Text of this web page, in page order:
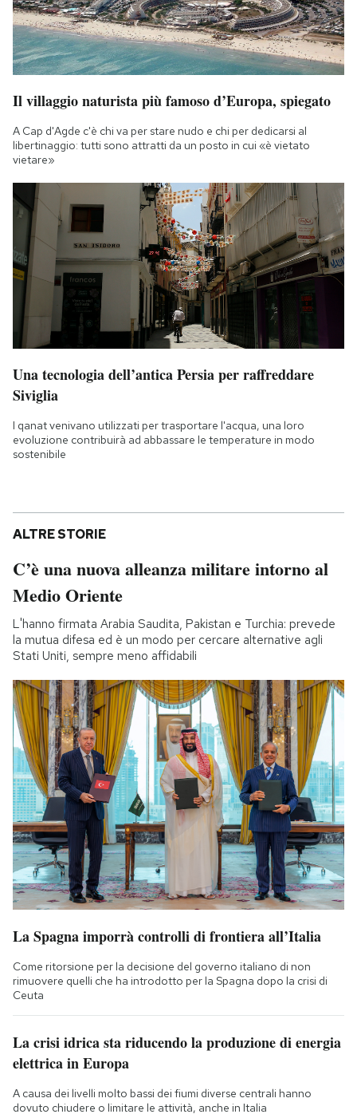
Il villaggio naturista più famoso d’Europa, spiegato
A Cap d'Agde c'è chi va per stare nudo e chi per dedicarsi al
libertinaggio: tutti sono attratti da un posto in cui «è vietato
vietare»
Una tecnologia dell’antica Persia per raffreddare
Siviglia
I qanat venivano utilizzati per trasportare l'acqua, una loro
evoluzione contribuirà ad abbassare le temperature in modo
sostenibile
ALTRE STORIE
C’è una nuova alleanza militare intorno al
Medio Oriente
L'hanno firmata Arabia Saudita, Pakistan e Turchia: prevede
la mutua difesa ed è un modo per cercare alternative agli
Stati Uniti, sempre meno affidabili
La Spagna imporrà controlli di frontiera all’Italia
Come ritorsione per la decisione del governo italiano di non
rimuovere quelli che ha introdotto per la Spagna dopo la crisi di
Ceuta
La crisi idrica sta riducendo la produzione di energia
elettrica in Europa
A causa dei livelli molto bassi dei fiumi diverse centrali hanno
dovuto chiudere o limitare le attività, anche in Italia